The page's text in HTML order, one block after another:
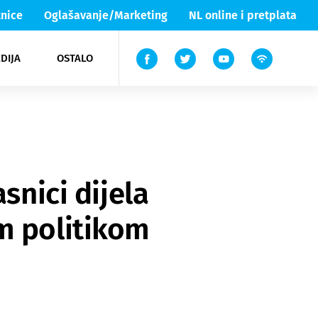
Oglašavanje/Marketing NL online i pretplata
OSTALO
Lika & Senj
TV
dijela
politikom